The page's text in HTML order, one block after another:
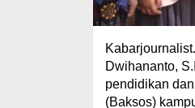
Dwihananto,
pendidikan
(Baksos)